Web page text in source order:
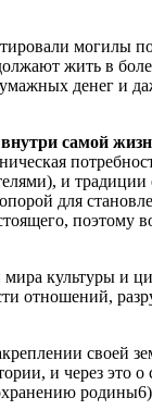
могилы по
жить в
денег и
самой
и
для
поэтому
культуры и
отношений,
своей
и через это о